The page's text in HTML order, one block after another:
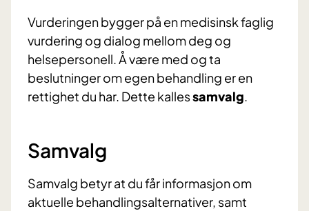
Vurderingen bygger på en medisinsk faglig
vurdering og dialog mellom deg og
helsepersonell. Å være med og ta
beslutninger om egen behandling er en
rettighet du har. Dette kallessamvalg.
Samvalg
Samvalg betyr at du får informasjon om
aktuelle behandlingsalternativer, samt